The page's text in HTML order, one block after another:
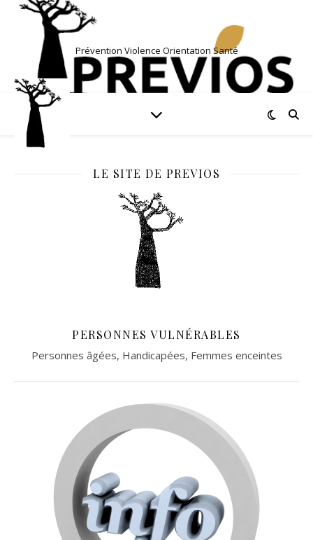
Prévention Violence Orientation Santé
LE SITE DE PREVIOS
PERSONNES VULNÉRABLES
Personnes âgées, Handicapées, Femmes enceintes